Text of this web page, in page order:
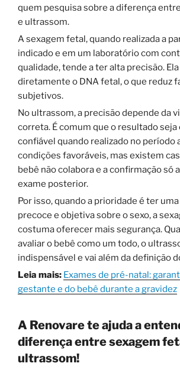
quem pesquisa sobre a diferença
e ultrassom.
A sexagem fetal, quando realizada a
indicado e em um laboratório com
qualidade, tende a ter alta precisão.
diretamente o DNA fetal, o que reduz
subjetivos.
No ultrassom, a precisão depende da
correta. É comum que o resultado
confiável quando realizado no período
condições favoráveis, mas existem
bebê não colabora e a confirmação só
exame posterior.
Por isso, quando a prioridade é ter
precoce e objetiva sobre o sexo, a
costuma oferecer mais segurança.
avaliar o bebê como um todo, o
indispensável e vai além da definição
Leia mais: Exames de pré-natal:
gestante e do bebê durante a gravidez
A Renovare te ajuda a
diferença entre sexagem
ultrassom!